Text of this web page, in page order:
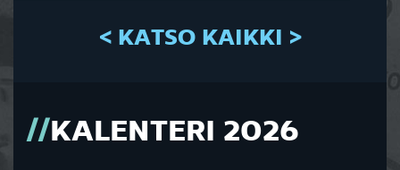
< KATSO KAIKKI >
KALENTERI 2026